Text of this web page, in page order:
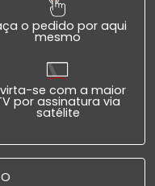
o pedido por aqui
mesmo
se com a maior
por assinatura via
satélite